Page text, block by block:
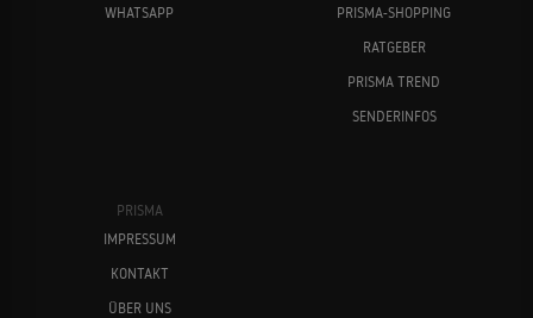
WHATSAPP
PRISMA-SHOPPING
RATGEBER
PRISMA TREND
SENDERINFOS
PRISMA
IMPRESSUM
KONTAKT
ÜBER UNS